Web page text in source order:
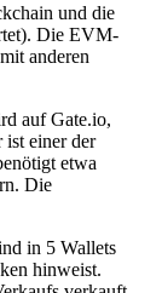
und die
Die EVM-
anderen
auf Gate.io,
einer der
etwa
Die
in 5 Wallets
hinweist.